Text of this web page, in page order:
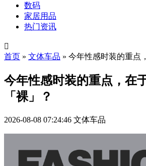
数码
家居用品
热门资讯

首页 » 文体车品 » 今年性感时装的重点
今年性感时装的重点，在
「裸」？
2026-08-08 07:24:46 文体车品